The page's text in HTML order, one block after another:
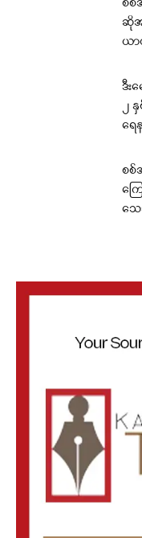
စစ်
ဆိုအ
ယ
ဒီး
၂
ရေ
စ
ကြ
သ